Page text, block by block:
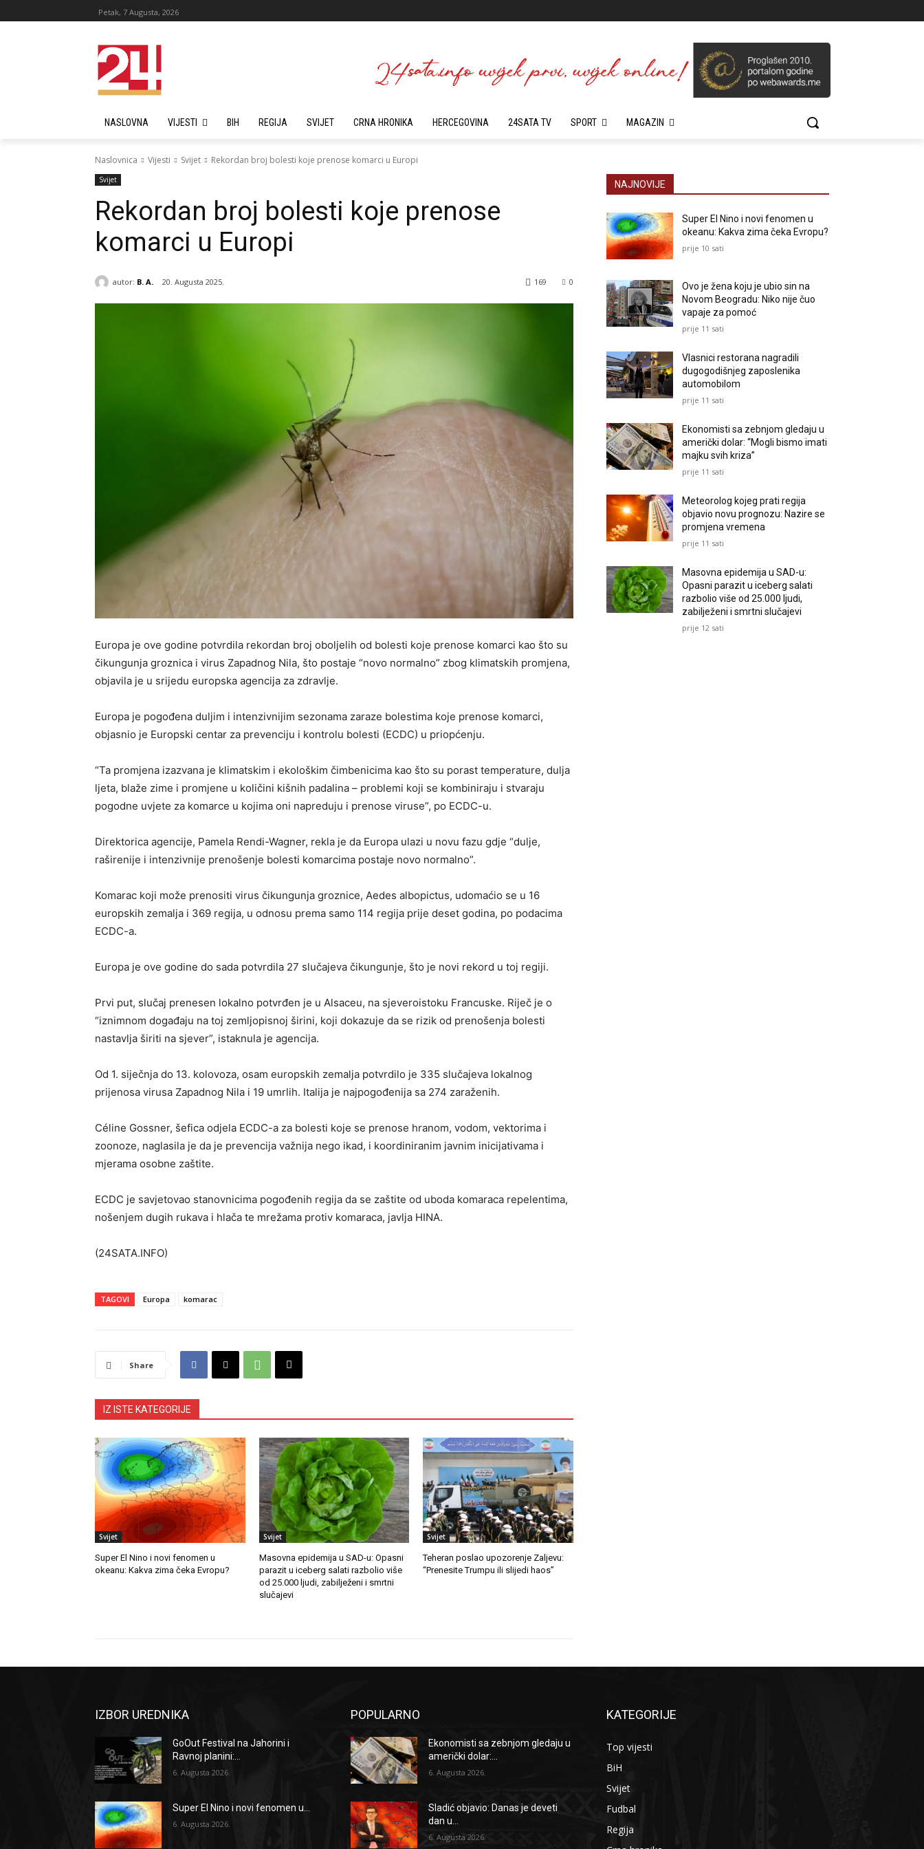
Petak, 7 Augusta, 2026
NASLOVNA VIJESTI BIH REGIJA SVIJET CRNA HRONIKA HERCEGOVINA 24SATA TV SPORT MAGAZIN
Naslovnica Vijesti Svijet Rekordan broj bolesti koje prenose komarci u Europi
Svijet
Rekordan broj bolesti koje prenose
komarci u Europi
autor: B. A. 20. Augusta 2025. 0
169
Europa je ove godine potvrdila rekordan broj oboljelih od bolesti koje prenose komarci kao što su
čikungunja groznica i virus Zapadnog Nila, što postaje “novo normalno” zbog klimatskih promjena,
objavila je u srijedu europska agencija za zdravlje.
Europa je pogođena duljim i intenzivnijim sezonama zaraze bolestima koje prenose komarci,
objasnio je Europski centar za prevenciju i kontrolu bolesti (ECDC) u priopćenju.
“Ta promjena izazvana je klimatskim i ekološkim čimbenicima kao što su porast temperature, dulja
ljeta, blaže zime i promjene u količini kišnih padalina – problemi koji se kombiniraju i stvaraju
pogodne uvjete za komarce u kojima oni napreduju i prenose viruse”, po ECDC-u.
Direktorica agencije, Pamela Rendi-Wagner, rekla je da Europa ulazi u novu fazu gdje “dulje,
raširenije i intenzivnije prenošenje bolesti komarcima postaje novo normalno”.
Komarac koji može prenositi virus čikungunja groznice, Aedes albopictus, udomaćio se u 16
europskih zemalja i 369 regija, u odnosu prema samo 114 regija prije deset godina, po podacima
ECDC-a.
Europa je ove godine do sada potvrdila 27 slučajeva čikungunje, što je novi rekord u toj regiji.
Prvi put, slučaj prenesen lokalno potvrđen je u Alsaceu, na sjeveroistoku Francuske. Riječ je o
“iznimnom događaju na toj zemljopisnoj širini, koji dokazuje da se rizik od prenošenja bolesti
nastavlja širiti na sjever”, istaknula je agencija.
Od 1. siječnja do 13. kolovoza, osam europskih zemalja potvrdilo je 335 slučajeva lokalnog
prijenosa virusa Zapadnog Nila i 19 umrlih. Italija je najpogođenija sa 274 zaraženih.
Céline Gossner, šefica odjela ECDC-a za bolesti koje se prenose hranom, vodom, vektorima i
zoonoze, naglasila je da je prevencija važnija nego ikad, i koordiniranim javnim inicijativama i
mjerama osobne zaštite.
ECDC je savjetovao stanovnicima pogođenih regija da se zaštite od uboda komaraca repelentima,
nošenjem dugih rukava i hlača te mrežama protiv komaraca, javlja HINA.
(24SATA.INFO)
TAGOVI Europa komarac
Share
IZ ISTE KATEGORIJE
Svijet
Super El Nino i novi fenomen u
okeanu: Kakva zima čeka Evropu?
Svijet
Masovna epidemija u SAD-u: Opasni
parazit u iceberg salati razbolio više
od 25.000 ljudi, zabilježeni i smrtni
slučajevi
Svijet
Teheran poslao upozorenje Zaljevu:
“Prenesite Trumpu ili slijedi haos”
NAJNOVIJE
Super El Nino i novi fenomen u
okeanu: Kakva zima čeka Evropu?
prije 10 sati
Ovo je žena koju je ubio sin na
Novom Beogradu: Niko nije čuo
vapaje za pomoć
prije 11 sati
Vlasnici restorana nagradili
dugogodišnjeg zaposlenika
automobilom
prije 11 sati
Ekonomisti sa zebnjom gledaju u
američki dolar: “Mogli bismo imati
majku svih kriza”
prije 11 sati
Meteorolog kojeg prati regija
objavio novu prognozu: Nazire se
promjena vremena
prije 11 sati
Masovna epidemija u SAD-u:
Opasni parazit u iceberg salati
razbolio više od 25.000 ljudi,
zabilježeni i smrtni slučajevi
prije 12 sati
IZBOR UREDNIKA
GoOut Festival na Jahorini i
Ravnoj planini:...
6. Augusta 2026.
Super El Nino i novi fenomen u...
6. Augusta 2026.
POPULARNO
Ekonomisti sa zebnjom gledaju u
američki dolar:...
6. Augusta 2026.
Sladić objavio: Danas je deveti
dan u...
6. Augusta 2026.
KATEGORIJE
Top vijesti
BiH
Svijet
Fudbal
Regija